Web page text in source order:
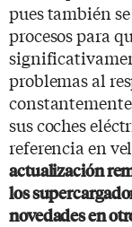
pues también
procesos para
problemas al
sus coches
referencia en
actualización
los
novedades en